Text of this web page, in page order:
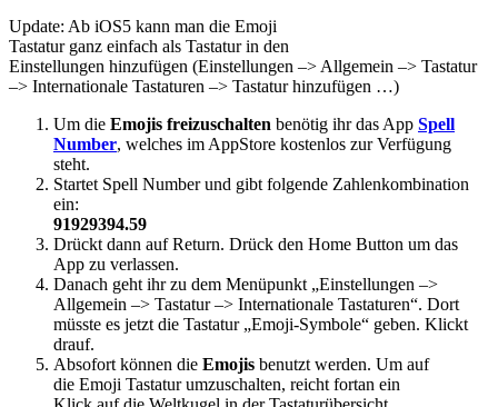
Update: Ab iOS5 kann man die Emoji
Tastatur ganz einfach als Tastatur in den
Einstellungen hinzufügen (Einstellungen –> Allgemein –> Tastatur
–> Internationale Tastaturen –> Tastatur hinzufügen …)
Um die Emojis freizuschalten benötig ihr das App Spell
Number, welches im AppStore kostenlos zur Verfügung
steht.
Startet Spell Number und gibt folgende Zahlenkombination
ein:
91929394.59
Drückt dann auf Return. Drück den Home Button um das
App zu verlassen.
Danach geht ihr zu dem Menüpunkt „Einstellungen –>
Allgemein –> Tastatur –> Internationale Tastaturen“. Dort
müsste es jetzt die Tastatur „Emoji-Symbole“ geben. Klickt
drauf.
Absofort können die Emojis benutzt werden. Um auf
die Emoji Tastatur umzuschalten, reicht fortan ein